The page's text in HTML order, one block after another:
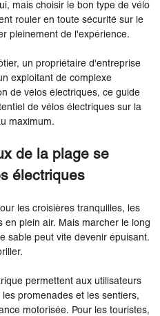
mais choisir le bon type de vélo
rouler en toute sécurité sur le
pleinement de l'expérience.
un propriétaire d'entreprise
exploitant de complexe
de vélos électriques, ce guide
de vélos électriques sur la
maximum.
de la plage se
électriques
les croisières tranquilles, les
en plein air. Mais marcher le long
sable peut vite devenir épuisant.
permettent aux utilisateurs
promenades et les sentiers,
motorisée. Pour les touristes,